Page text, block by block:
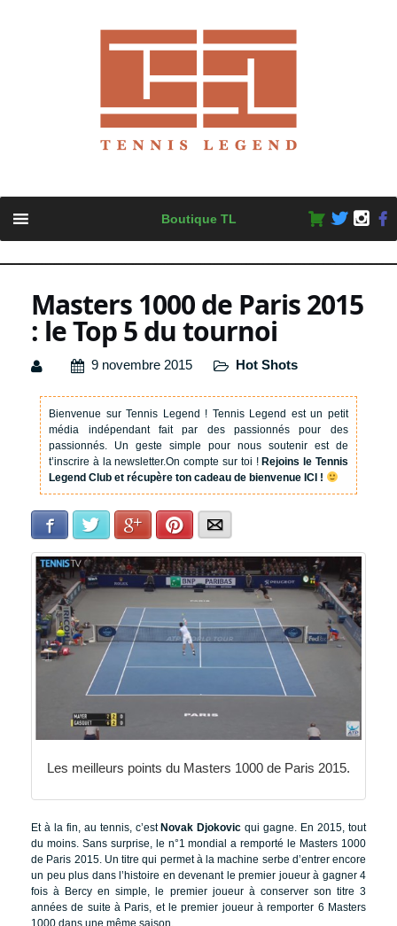
content
Boutique TL
Masters 1000 de Paris 2015
: le Top 5 du tournoi
9 novembre 2015 Hot Shots
Bienvenue sur Tennis Legend ! Tennis Legend est un petit
média indépendant fait par des passionnés pour des
passionnés. Un geste simple pour nous soutenir est de
t’inscrire à la newsletter.On compte sur toi !Rejoins le Tennis
Legend Club et récupère ton cadeau de bienvenue ICI !
Facebook Twitter Google+Pinterest
Les meilleurs points du Masters 1000 de Paris 2015.
Et à la fin, au tennis, c’est Novak Djokovic qui gagne. En 2015, tout
du moins. Sans surprise, le n°1 mondial a remporté le Masters 1000
de Paris 2015. Un titre qui permet à la machine serbe d’entrer encore
un peu plus dans l’histoire en devenant le premier joueur à gagner 4
fois à Bercy en simple, le premier joueur à conserver son titre 3
années de suite à Paris, et le premier joueur à remporter 6 Masters